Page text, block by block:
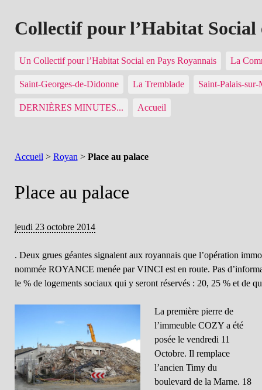
Collectif pour l’Habitat Social
Un Collectif pour l’Habitat Social en Pays Royannais La
Saint-Georges-de-Didonne La Tremblade Saint-Palais-sur-
DERNIÈRES MINUTES... Accueil
Accueil > Royan > Place au palace
Place au palace
jeudi 23 octobre 2014
. Deux grues géantes signalent aux royannais que l’opération
nommée ROYANCE menée par VINCI est en route. Pas
le % de logements sociaux qui y seront réservés : 20, 25 % et de
La première pierre de
l’immeuble COZY a été
posée le vendredi 11
Octobre. Il remplace
l’ancien Timy du
boulevard de la Marne. 18